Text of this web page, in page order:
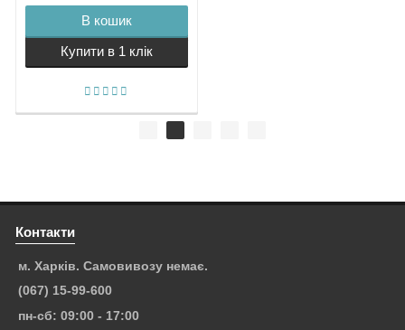
В кошик
Купити в 1 клік
Контакти
м. Харків. Самовивозу немає.
(067) 15-99-600
пн-сб: 09:00 - 17:00